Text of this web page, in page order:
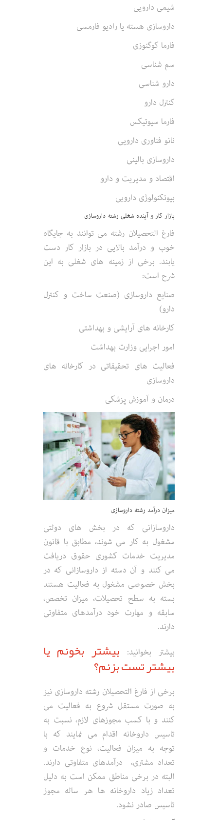
شیمی دارویی
داروسازی هسته یا رادیو فارمسی
فارما کوگنوزی
سم شناسی
دارو شناسی
کنترل دارو
فارما سیوتیکس
نانو فناوری دارویی
داروسازی بالینی
اقتصاد و مدیریت و دارو
بیوتکنولوژی دارویی
بازار کار و آینده شغلی رشته داروسازی
فارغ التحصیلان رشته می توانند به جایگاه
خوب و درآمد بالایی در بازار کار دست
یابند. برخی از زمینه های شغلی به این
شرح است:
صنایع داروسازی (صنعت ساخت و کنترل
دارو)
کارخانه های آرایشی و بهداشتی
امور اجرایی وزارت بهداشت
فعالیت های تحقیقاتی در کارخانه های
داروسازی
درمان و آموزش پزشکی
میزان درآمد رشته داروسازی
داروسازانی که در بخش های دولتی
مشغول به کار می شوند، مطابق با قانون
مدیریت خدمات کشوری حقوق دریافت
می کنند و آن دسته از داروسازانی که در
بخش خصوصی مشغول به فعالیت هستند
بسته به سطح تحصیلات، میزان تخصص،
سابقه و مهارت خود درآمدهای متفاوتی
دارند.
بیشتر بخوانید: بیشتر بخونم یا
بیشتر تست بزنم؟
برخی از فارغ التحصیلان رشته داروسازی نیز
به صورت مستقل شروع به فعالیت می
کنند و با کسب مجوزهای لازم، نسبت به
تاسیس داروخانه اقدام می نمایند که با
توجه به میزان فعالیت، نوع خدمات و
تعداد مشتری، درآمدهای متفاوتی دارند.
البته در برخی مناطق ممکن است به دلیل
تعداد زیاد داروخانه ها هر ساله مجوز
تاسیس صادر نشود.